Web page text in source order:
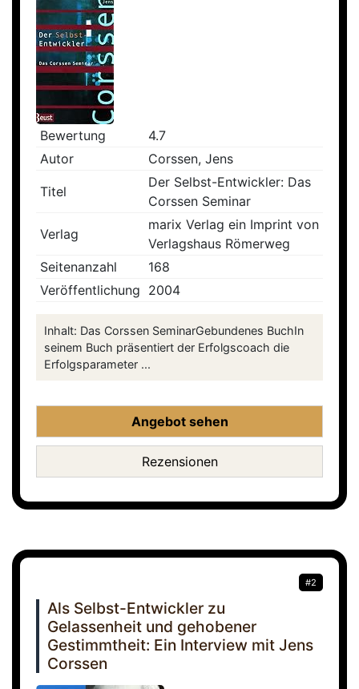
Bewertung
4.7
Autor
Corssen, Jens
Titel
Der Selbst-Entwickler: Das
Corssen Seminar
Verlag
marix Verlag ein Imprint von
Verlagshaus Römerweg
Seitenanzahl
168
Veröffentlichung 2004
Inhalt: Das Corssen SeminarGebundenes BuchIn
seinem Buch präsentiert der Erfolgscoach die
Erfolgsparameter ...
Angebot sehen
Rezensionen
#2
Als Selbst-Entwickler zu
Gelassenheit und gehobener
Gestimmtheit: Ein Interview mit Jens
Corssen